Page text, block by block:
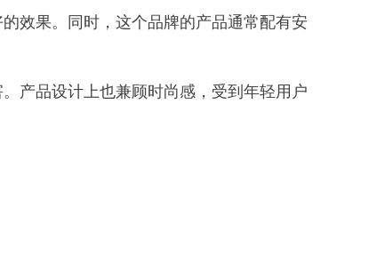
效果。同时，这个品牌的产品通常配有安
产品设计上也兼顾时尚感，受到年轻用户